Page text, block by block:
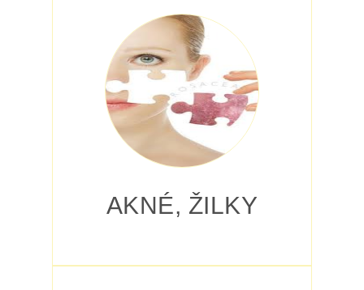
AKNÉ, ŽILKY